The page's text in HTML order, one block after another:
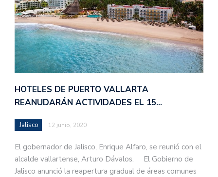
HOTELES DE PUERTO VALLARTA
REANUDARÁN ACTIVIDADES EL 15…
Jalisco 12 junio, 2020
El gobernador de Jalisco, Enrique Alfaro, se reunió con el
alcalde vallartense, Arturo Dávalos. El Gobierno de
Jalisco anunció la reapertura gradual de áreas comunes